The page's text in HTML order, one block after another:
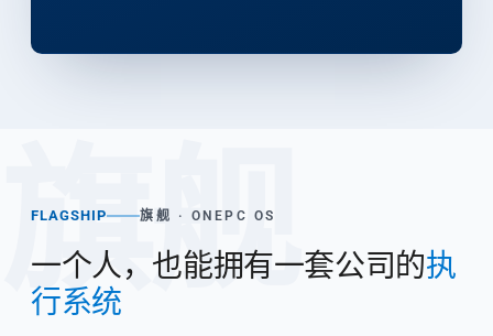
旗舰
FLAGSHIP 旗舰 · ONEPC OS
一个人，也能拥有一套公司的执
行系统